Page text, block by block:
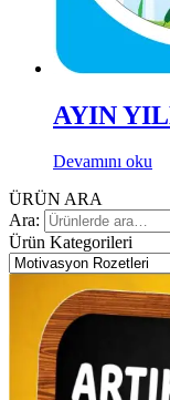
AYIN
Devamını oku
ÜRÜN ARA
Ara:
Ürün Kategorileri